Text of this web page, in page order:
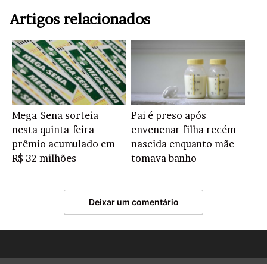
Artigos relacionados
Mega-Sena sorteia
nesta quinta-feira
prêmio acumulado em
R$ 32 milhões
Pai é preso após
envenenar filha recém-
nascida enquanto mãe
tomava banho
Deixar um comentário